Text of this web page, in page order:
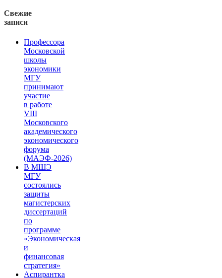
Свежие
записи
Профессора
Московской
школы
экономики
МГУ
принимают
участие
в работе
VIII
Московского
академического
экономического
форума
(МАЭФ-2026)
В МШЭ
МГУ
состоялись
защиты
магистерских
диссертаций
по
программе
«Экономическая
и
финансовая
стратегия»
Аспирантка